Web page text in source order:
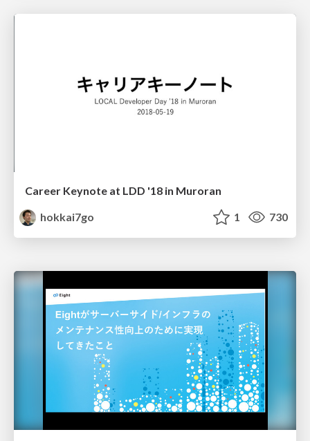
Career Keynote at LDD '18 in Muroran
hokkai7go
1 730